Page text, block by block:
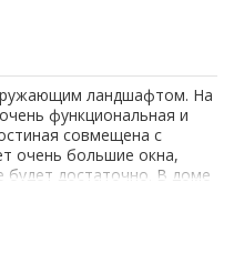
ландшафтом. На
функциональная и
совмещена с
очень большие окна,
будет достаточно. В доме
на втором этаже. Также
комнаты.